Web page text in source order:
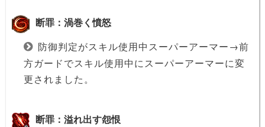
断罪：渦巻く憤怒
防御判定がスキル使用中スーパーアーマー→前
方ガードでスキル使用中にスーパーアーマーに変
更されました。
断罪：溢れ出す怨恨